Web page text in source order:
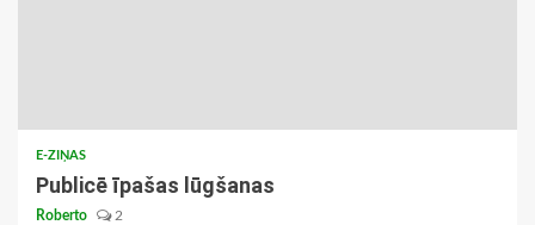
E-ZIŅAS
Publicē īpašas lūgšanas
Roberto 2